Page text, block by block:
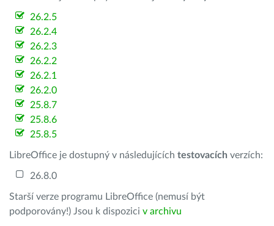
26.2.5
26.2.4
26.2.3
26.2.2
26.2.1
26.2.0
25.8.7
25.8.6
25.8.5
LibreOffice je dostupný v následujících testovacích verzích:
26.8.0
Starší verze programu LibreOffice (nemusí být
podporovány!) Jsou k dispozici v archivu